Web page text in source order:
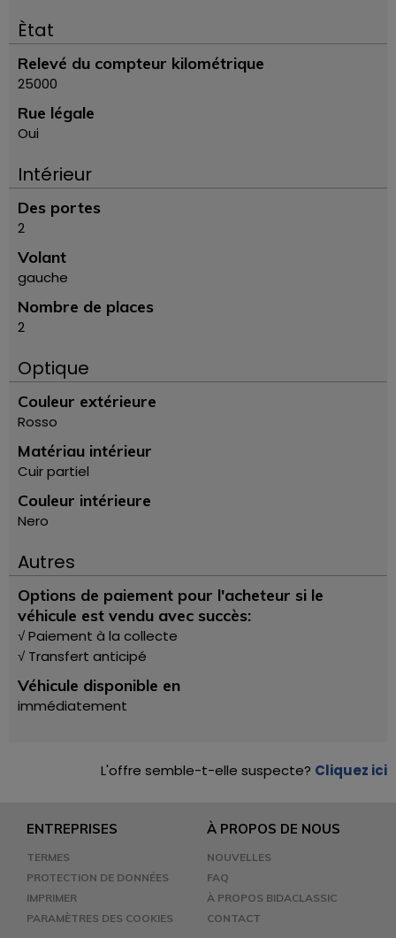
Ètat
Relevé du compteur kilométrique
25000
Rue légale
Oui
Intérieur
Des portes
2
Volant
gauche
Nombre de places
2
Optique
Couleur extérieure
Rosso
Matériau intérieur
Cuir partiel
Couleur intérieure
Nero
Autres
Options de paiement pour l'acheteur si le
véhicule est vendu avec succès:
√ Paiement à la collecte
√ Transfert anticipé
Véhicule disponible en
immédiatement
L'offre semble-t-elle suspecte? Cliquez ici
ENTREPRISES
TERMES
PROTECTION DE DONNÉES
IMPRIMER
PARAMÈTRES DES COOKIES
À PROPOS DE NOUS
NOUVELLES
FAQ
À PROPOS BIDACLASSIC
CONTACT